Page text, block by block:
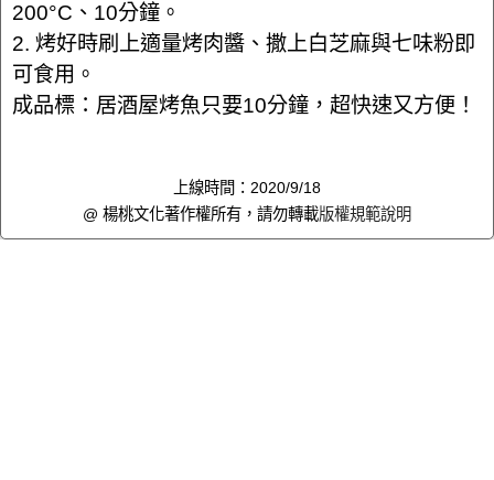
200°C、10分鐘。
2. 烤好時刷上適量烤肉醬、撒上白芝麻與七味粉即
可食用。
成品標：居酒屋烤魚只要10分鐘，超快速又方便！
上線時間：2020/9/18
@ 楊桃文化著作權所有，請勿轉載版權規範說明